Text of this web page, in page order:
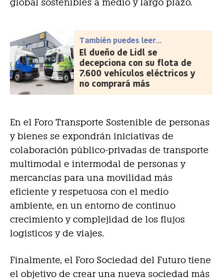
global sostenibles a medio y largo plazo.
También puedes leer...
El dueño de Lidl se
decepciona con su flota de
7.600 vehículos eléctricos y
no comprará más
En el Foro Transporte Sostenible de personas
y bienes se expondrán iniciativas de
colaboración público-privadas de transporte
multimodal e intermodal de personas y
mercancías para una movilidad más
eficiente y respetuosa con el medio
ambiente, en un entorno de continuo
crecimiento y complejidad de los flujos
logísticos y de viajes.
Finalmente, el Foro Sociedad del Futuro tiene
el objetivo de crear una nueva sociedad más